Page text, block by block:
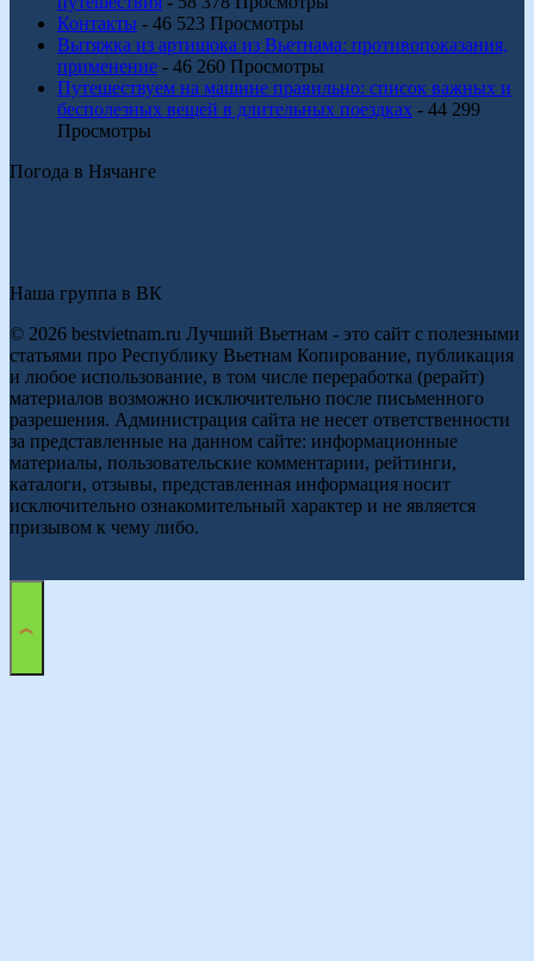
Контакты - 46 523 Просмотры
Вытяжка из артишока из Вьетнама: противопоказания,
применение - 46 260 Просмотры
Путешествуем на машине правильно: список важных и
бесполезных вещей в длительных поездках - 44 299
Просмотры
Погода в Нячанге
Наша группа в ВК
© 2026 bestvietnam.ru Лучший Вьетнам - это сайт с полезными
статьями про Республику Вьетнам Копирование, публикация
и любое использование, в том числе переработка (рерайт)
материалов возможно исключительно после письменного
разрешения. Администрация сайта не несет ответственности
за представленные на данном сайте: информационные
материалы, пользовательские комментарии, рейтинги,
каталоги, отзывы, представленная информация носит
исключительно ознакомительный характер и не является
призывом к чему либо.